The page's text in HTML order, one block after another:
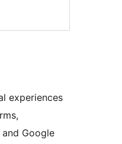
experiences
Google